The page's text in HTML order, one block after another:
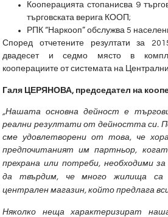
Кооперацията стопанисва 9
търговската верига КООП;
РПК “Наркооп” обслужва 5
Според отчетените резултати за
двадесет и седмо място в
кооперациите от системата на
Галя ЦЕРЯНОВА, председател на
„Нашата основна дейност е
реални резултати от дейността си.
сме удовлетворени от това, че
предпочитаният им партньор,
прехрана или потреби, необходими
да твърдим, че много жилища са
централен магазин, който предлага
Няколко неща характеризират